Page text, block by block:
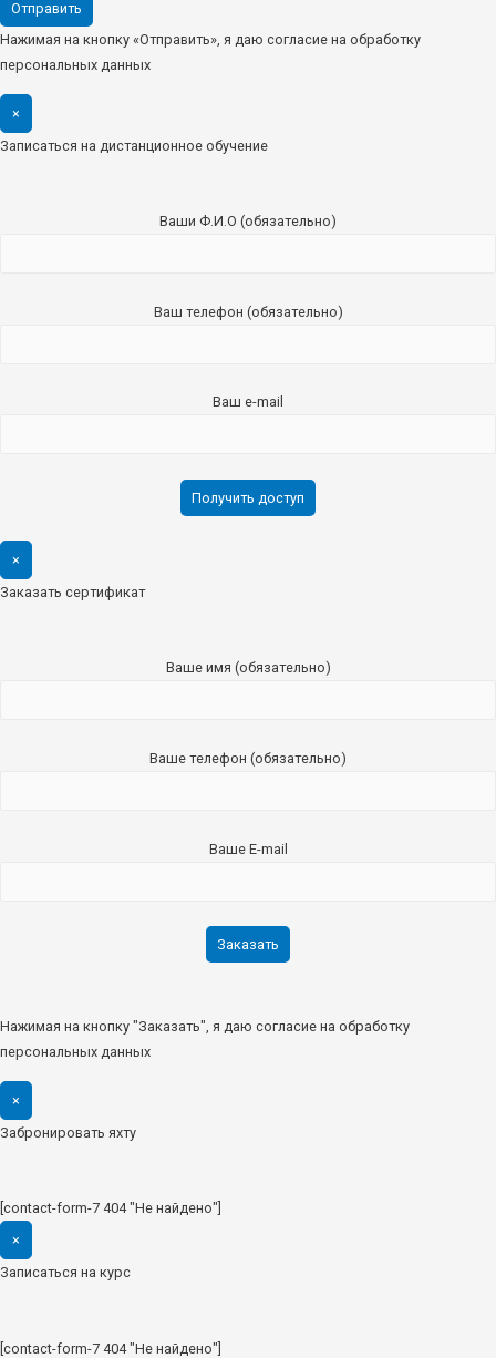
Нажимая на кнопку «Отправить», я даю согласие на обработку
персональных данных
×
Записаться на дистанционное обучение
Ваши Ф.И.О (обязательно)
Ваш телефон (обязательно)
Ваш e-mail
×
Заказать сертификат
Ваше имя (обязательно)
Ваше телефон (обязательно)
Ваше E-mail
Нажимая на кнопку "Заказать", я даю согласие на обработку
персональных данных
×
Забронировать яхту
[contact-form-7 404 "Не найдено"]
×
Записаться на курс
[contact-form-7 404 "Не найдено"]